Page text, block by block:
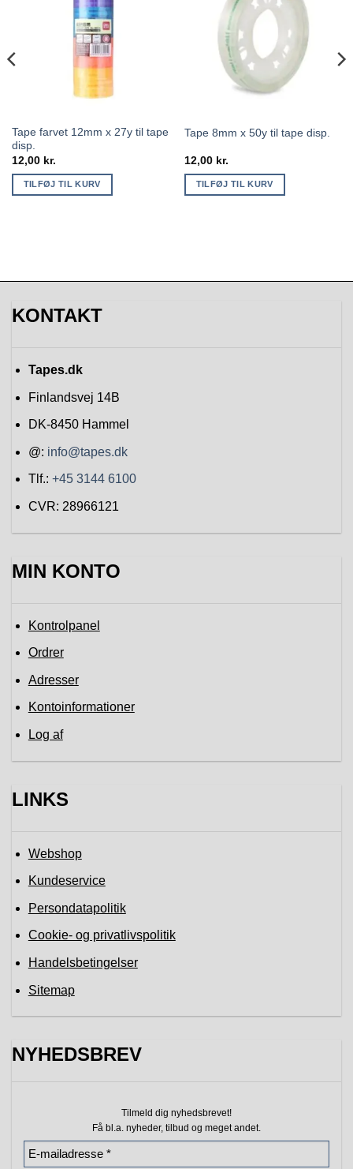
Tape farvet 12mm x 27y til tape
disp.
12,00 kr.
TILFØJ TIL KURV
Tape 8mm x 50y til tape disp.
12,00 kr.
TILFØJ TIL KURV
KONTAKT
Tapes.dk
Finlandsvej 14B
DK-8450 Hammel
@: info@tapes.dk
Tlf.: +45 3144 6100
CVR: 28966121
MIN KONTO
Kontrolpanel
Ordrer
Adresser
Kontoinformationer
Log af
LINKS
Webshop
Kundeservice
Persondatapolitik
Cookie- og privatlivspolitik
Handelsbetingelser
Sitemap
NYHEDSBREV
Tilmeld dig nyhedsbrevet!
Få bl.a. nyheder, tilbud og meget andet.